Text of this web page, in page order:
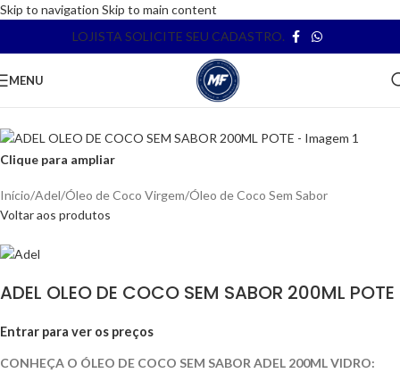
Skip to navigation Skip to main content
LOJISTA SOLICITE SEU CADASTRO.
MENU
Clique para ampliar
Início/Adel/Óleo de Coco Virgem/Óleo de Coco Sem Sabor
Voltar aos produtos
ADEL OLEO DE COCO SEM SABOR 200ML POTE
Entrar para ver os preços
CONHEÇA O ÓLEO DE COCO SEM SABOR ADEL 200ML VIDRO: